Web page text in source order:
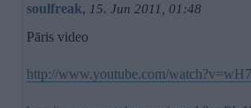
soulfreak, 15. Jun 2011, 01:48
Pāris video
http://www.youtube.com/